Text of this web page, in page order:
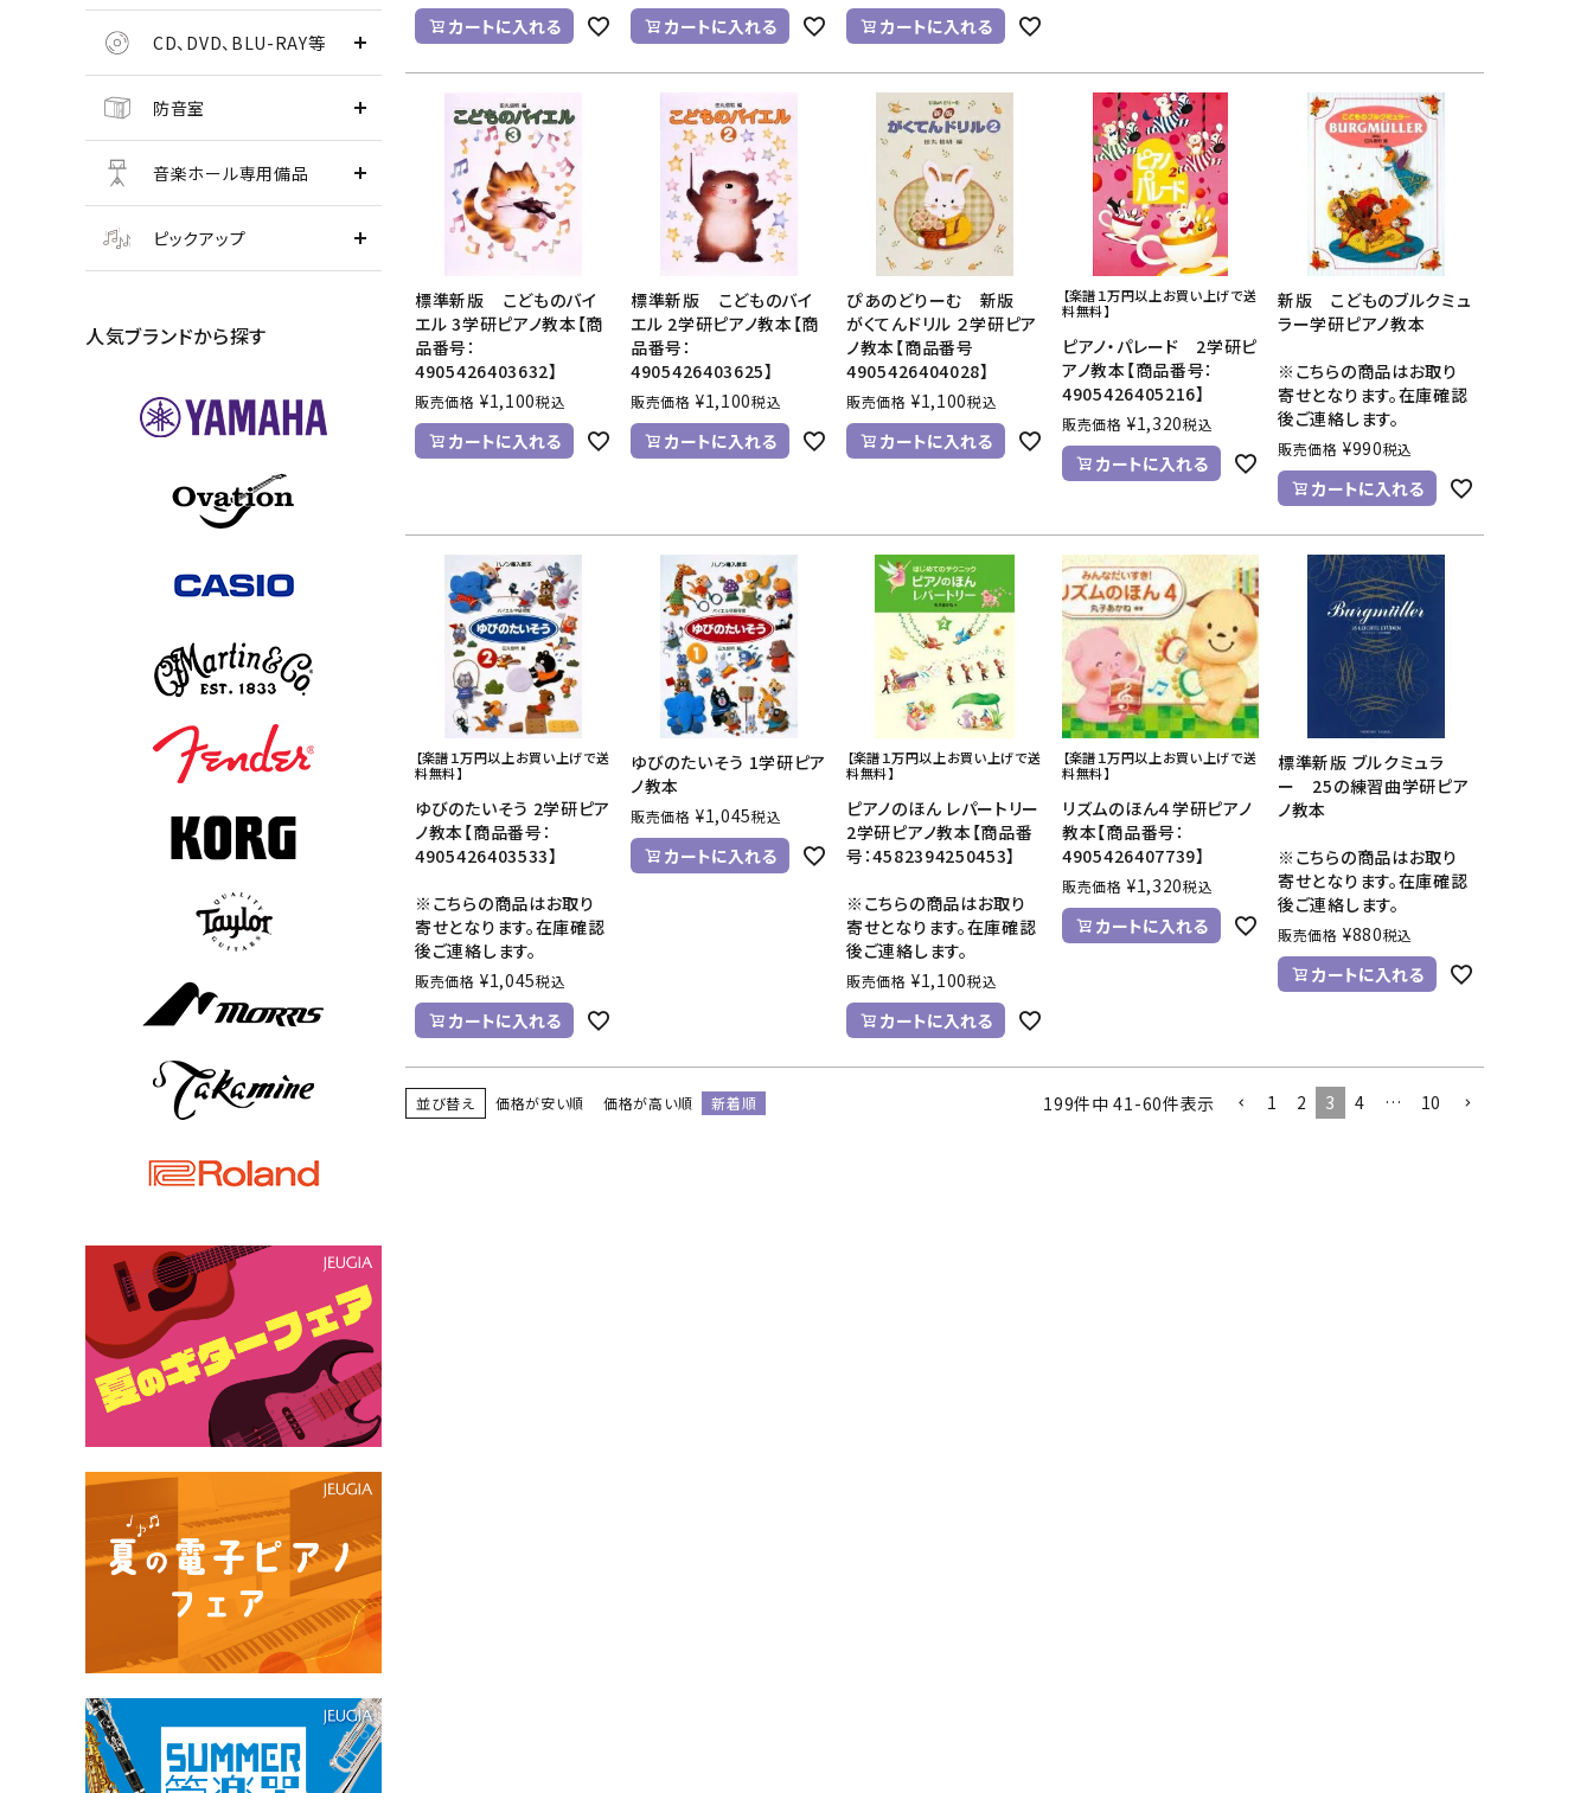
CD、DVD、BLU-RAY等
防音室
音楽ホール専用備品
ピックアップ
人気ブランドから探す
カートに入れる カートに入れる カートに入れる
標準新版 こどものバイ
エル 3学研ピアノ教本【商
品番号：
4905426403632】
販売価格 ¥1,100税込
カートに入れる
標準新版 こどものバイ
エル 2学研ピアノ教本【商
品番号：
4905426403625】
販売価格 ¥1,100税込
カートに入れる
ぴあのどりーむ 新版
がくてんドリル ２学研ピア
ノ教本【商品番号
4905426404028】
販売価格 ¥1,100税込
カートに入れる
【楽譜１万円以上お買い上げで送
料無料】
ピアノ・パレード 2学研ピ
アノ教本【商品番号：
4905426405216】
販売価格 ¥1,320税込
カートに入れる
新版 こどものブルクミュ
ラー学研ピアノ教本
※こちらの商品はお取り
寄せとなります。在庫確認
後ご連絡します。
販売価格 ¥990税込
カートに入れる
【楽譜１万円以上お買い上げで送
料無料】
ゆびのたいそう 2学研ピア
ノ教本【商品番号：
4905426403533】
※こちらの商品はお取り
寄せとなります。在庫確認
後ご連絡します。
販売価格 ¥1,045税込
カートに入れる
ゆびのたいそう 1学研ピア
ノ教本
販売価格 ¥1,045税込
カートに入れる
【楽譜１万円以上お買い上げで送
料無料】
ピアノのほん レパートリー
2学研ピアノ教本【商品番
号：4582394250453】
※こちらの商品はお取り
寄せとなります。在庫確認
後ご連絡します。
販売価格 ¥1,100税込
カートに入れる
【楽譜１万円以上お買い上げで送
料無料】
リズムのほん４学研ピアノ
教本【商品番号：
4905426407739】
販売価格 ¥1,320税込
カートに入れる
標準新版 ブルクミュラ
ー 25の練習曲学研ピア
ノ教本
※こちらの商品はお取り
寄せとなります。在庫確認
後ご連絡します。
販売価格 ¥880税込
カートに入れる
並び替え 価格が安い順 価格が高い順 新着順 199件中 41-60件表示 1 2 3 4 … 10